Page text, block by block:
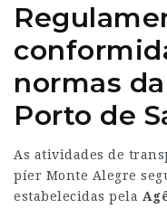
normas
Porto de
As atividades de
píer Monte Alegre
estabelecidas pela